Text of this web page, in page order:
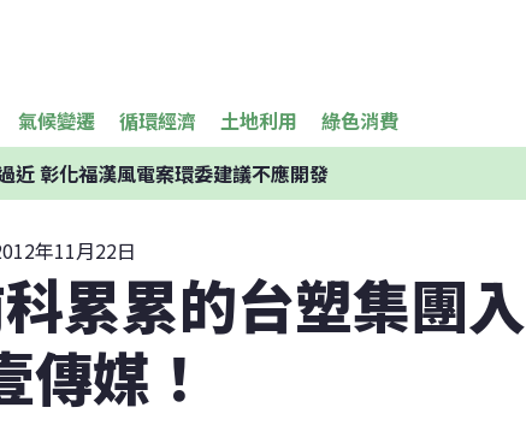
氣候變遷 循環經濟 土地利用 綠色消費
近 彰化福漢風電案環委建議不應開發
年11月22日
累累的台塑集團入
傳媒！